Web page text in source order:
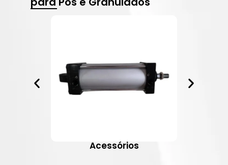
Acessórios